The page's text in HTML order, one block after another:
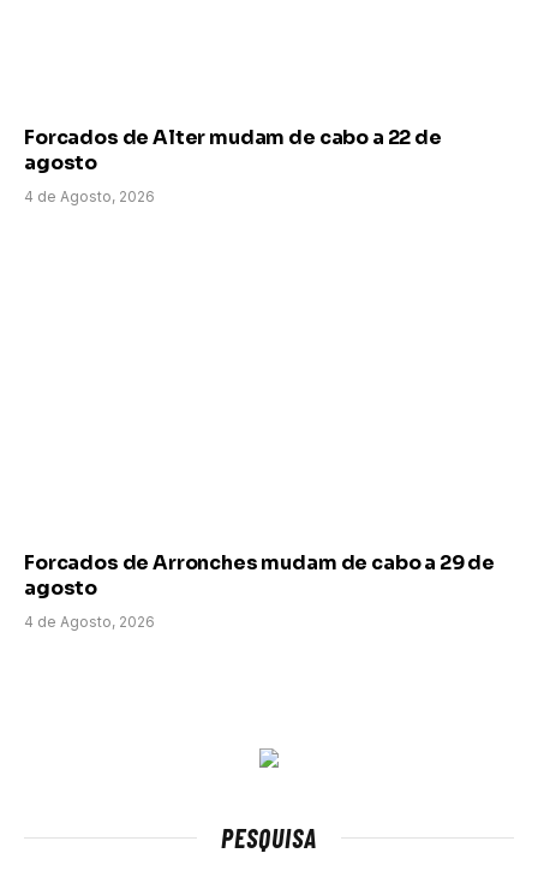
Forcados de Alter mudam de cabo a 22 de
agosto
4 de Agosto, 2026
Forcados de Arronches mudam de cabo a 29 de
agosto
4 de Agosto, 2026
PESQUISA